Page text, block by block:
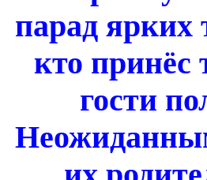
парад ярких
кто
гости